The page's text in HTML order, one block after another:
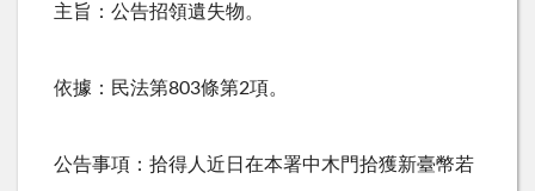
主旨：公告招領遺失物。
依據：民法第803條第2項。
公告事項：拾得人近日在本署中木門拾獲新臺幣若